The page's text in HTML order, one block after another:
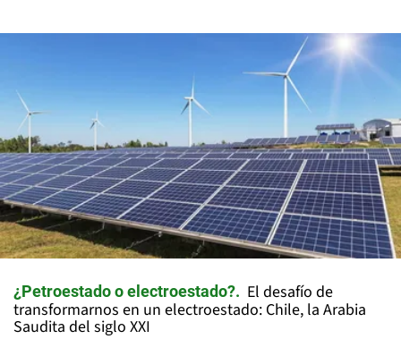
¿Petroestado o electroestado?
El desafío de
transformarnos en un electroestado: Chile, la Arabia
Saudita del siglo XXI